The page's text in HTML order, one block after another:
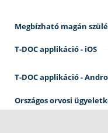
Megbízható magán
T-DOC applikáció - iOS
T-DOC applikáció -
Országos orvosi